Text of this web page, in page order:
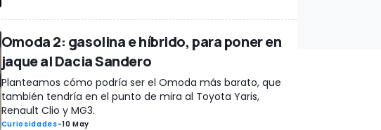
Omoda 2: gasolina e híbrido, para poner en
jaque al Dacia Sandero
Planteamos cómo podría ser el Omoda más barato, que
también tendría en el punto de mira al Toyota Yaris,
Renault Clio y MG3.
Curiosidades-10 May